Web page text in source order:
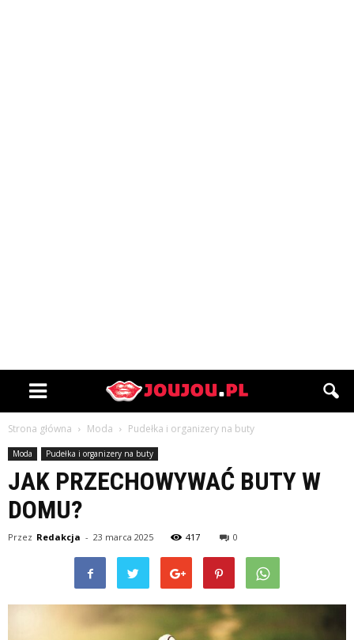
Strona główna Moda Pudełka i organizery na buty
Moda Pudełka i organizery na buty
JAK PRZECHOWYWAĆ BUTY W
DOMU?
Przez Redakcja - 23 marca 2025 417 0